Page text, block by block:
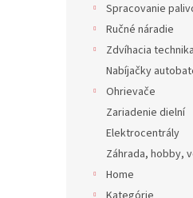
Spracovanie
Ručné náradie
Zdvíhacia technika
Nabíjačky
Ohrievače
Zariadenie dielní
Elektrocentrály
Záhrada, hobby,
Home